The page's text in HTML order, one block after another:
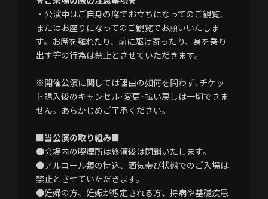
・公演中はご自身の席でお立ちになってのご観覧、
またはお座りになってのご観覧でお願いいたしま
す。お席を離れたり、前に駆け寄ったり、身を乗り
出す等の行為は禁止とさせていただきます。
※開催公演に関しては理由の如何を問わず､チケッ
ト購入後のキャンセル･変更･払い戻しは一切できま
せん。あらかじめご了承ください。
■当公演の取り組み■
●会場内の喫煙所は終演後は閉鎖いたします。
●アルコール類の持込、酒気帯び状態でのご入場は
禁止とさせていただきます。
●妊婦の方、妊娠が想定される方、持病や基礎疾患